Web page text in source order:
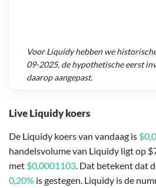
Live Liquidy koers
De Liquidy koers van vandaag is
handelsvolume van Liquidy ligt op
met $0,0001103. Dat betekent dat
0,20% is gestegen. Liquidy is de
VoorLiquidyhebben we
09-2025, de hypothetische eerst
daarop aangepast.